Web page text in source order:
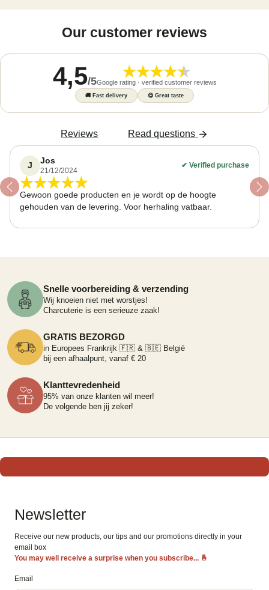
Our customer reviews
4,5/5Google rating · verified customer reviews
🚚 Fast delivery 😋Great taste
Reviews Read questions
J
Jos
21/12/2024
✔ Verified purchase
Gewoon goede producten en je wordt op de hoogte
gehouden van de levering. Voor herhaling vatbaar.
Previous
Snelle voorbereiding & verzending
Wij knoeien niet met worstjes!
Charcuterie is een serieuze zaak!
GRATIS BEZORGD
in Europees Frankrijk 🇫🇷 & 🇧🇪 België
bij een afhaalpunt, vanaf € 20
Klanttevredenheid
95% van onze klanten wil meer!
De volgende ben jij zeker!
Newsletter
Receive our new products, our tips and our promotions directly in your
email box
You may well receive a surprise when you subscribe... 🤞
Email